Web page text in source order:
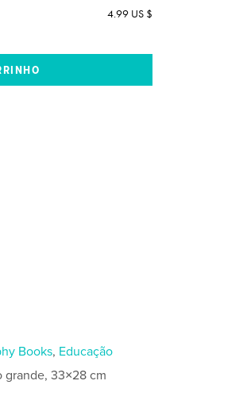
4.99 US $
Books, Educação
grande, 33×28 cm